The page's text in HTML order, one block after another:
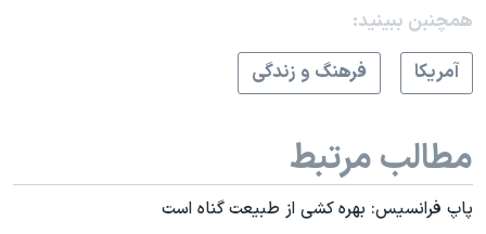
همچنبن ببینید:
آمريکا
فرهنگ و زندگی
مطالب مرتبط
پاپ فرانسیس: بهره کشی از طبیعت گناه است